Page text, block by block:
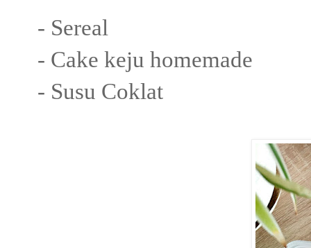
- Sereal
- Cake keju homemade
- Susu Coklat